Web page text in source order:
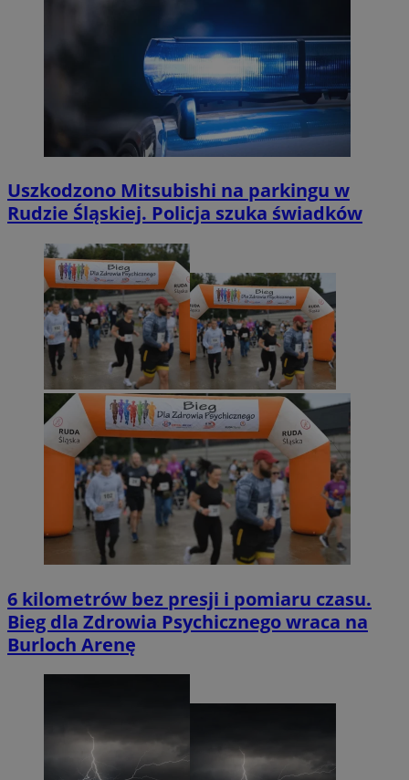
Uszkodzono Mitsubishi na parkingu w
Rudzie Śląskiej. Policja szuka świadków
6 kilometrów bez presji i pomiaru czasu.
Bieg dla Zdrowia Psychicznego wraca na
Burloch Arenę